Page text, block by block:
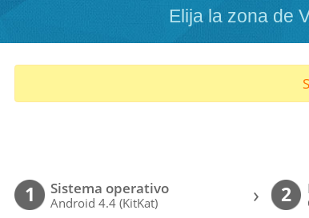
Elija la zona de
1 Sistema operativo
Android 4.4 (KitKat) › 2